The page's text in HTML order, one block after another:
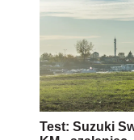
Test: Suzuki